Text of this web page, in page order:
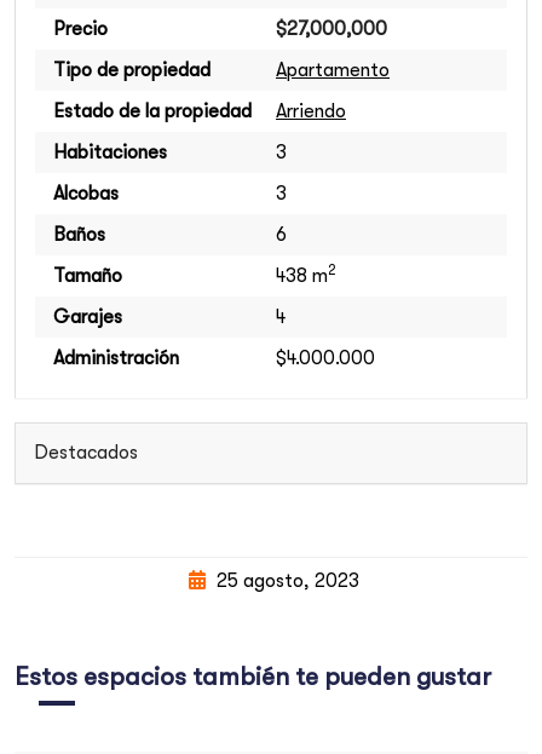
Precio
$27,000,000
Tipo de propiedad
Apartamento
Estado de la propiedad
Arriendo
Habitaciones
3
Alcobas
3
Baños
6
Tamaño
438 m2
Garajes
4
Administración
$4.000.000
Destacados
25 agosto, 2023
Estos espacios también te pueden gustar